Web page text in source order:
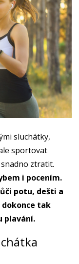
sluchátky,
sportovat
ztratit.
i pocením.
potu, dešti a
tak
plavání.